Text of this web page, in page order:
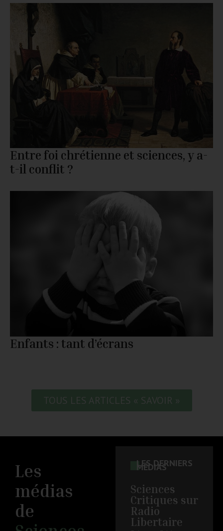
Entre foi chrétienne et sciences, y a-
t-il conflit ?
Enfants : tant d’écrans
TOUS LES ARTICLES « SAVOIR »
Les
médias
de
LES DERNIERS
MÉDIAS
Sciences
Critiques sur
Radio
Libertaire